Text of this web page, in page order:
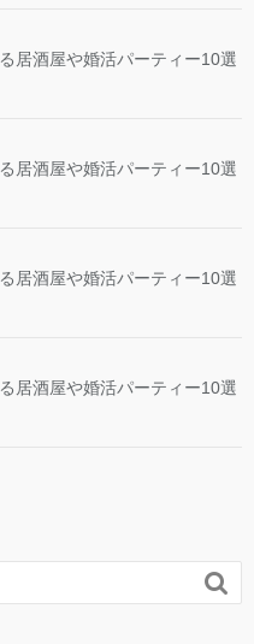
居酒屋や婚活パーティー10選
居酒屋や婚活パーティー10選
居酒屋や婚活パーティー10選
居酒屋や婚活パーティー10選
